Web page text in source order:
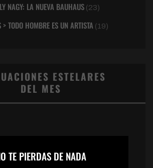
NAGY: LA NUEVA BAUHAUS (23)
> TODO HOMBRE ES UN ARTISTA (19)
ESTELARES
DEL MES
TE PIERDAS DE NADA